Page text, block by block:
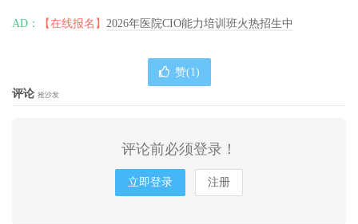
AD： 【在线报名】 2026年医院CIO能力培训班火热招生中
赞(1)
评论 抢沙发
评论前必须登录！
立即登录 注册